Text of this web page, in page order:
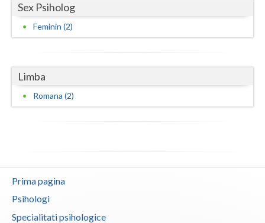
Sex Psiholog
Feminin (2)
Limba
Romana (2)
Prima pagina
Psihologi
Specialitati psihologice